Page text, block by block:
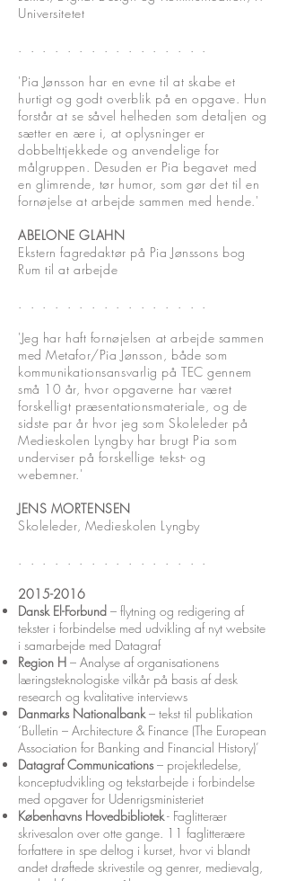
Universitetet
. . . . . . . . . . . . . . . .
'Pia Jønsson har en evne til at skabe et
hurtigt og godt overblik på en opgave. Hun
forstår at se såvel helheden som detaljen og
sætter en ære i, at oplysninger er
dobbelttjekkede og anvendelige for
målgruppen. Desuden er Pia begavet med
en glimrende, tør humor, som gør det til en
fornøjelse at arbejde sammen med hende.'
ABELONE GLAHN
Ekstern fagredaktør på Pia Jønssons bog
Rum til at arbejde
. . . . . . . . . . . . . . . .
'Jeg har haft fornøjelsen at arbejde sammen
med Metafor/Pia Jønsson, både som
kommunikationsansvarlig på TEC gennem
små 10 år, hvor opgaverne har været
forskelligt præsentationsmateriale, og de
sidste par år hvor jeg som Skoleleder på
Medieskolen Lyngby har brugt Pia som
underviser på forskellige tekst- og
webemner.'
JENS MORTENSEN
Skoleleder, Medieskolen Lyngby
. . . . . . . . . . . . . . . .
2015-2016
Dansk El-Forbund – flytning og redigering af
tekster i forbindelse med udvikling af nyt website
i samarbejde med Datagraf
Region H – Analyse af organisationens
læringsteknologiske vilkår på basis af desk
research og kvalitative interviews
Danmarks Nationalbank– tekst til publikation
‘Bulletin – Architecture & Finance (The European
Association for Banking and Financial History)’
Datagraf Communications– projektledelse,
konceptudvikling og tekstarbejde i forbindelse
med opgaver for Udenrigsministeriet
Københavns Hovedbibliotek- Faglitterær
skrivesalon over otte gange. 11 faglitterære
forfattere in spe deltog i kurset, hvor vi blandt
andet drøftede skrivestile og genrer, medievalg,